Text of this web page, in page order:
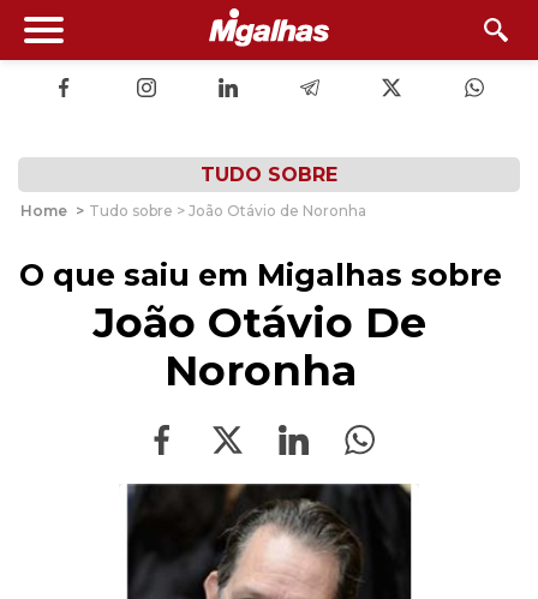
TUDO SOBRE
Home > Tudo sobre > João Otávio de Noronha
O que saiu em Migalhas sobre
João Otávio De
Noronha